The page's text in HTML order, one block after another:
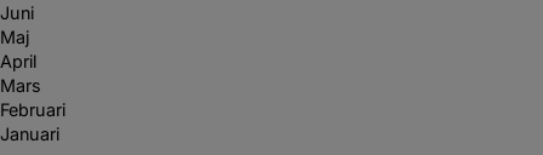
Juni
Maj
April
Mars
Februari
Januari